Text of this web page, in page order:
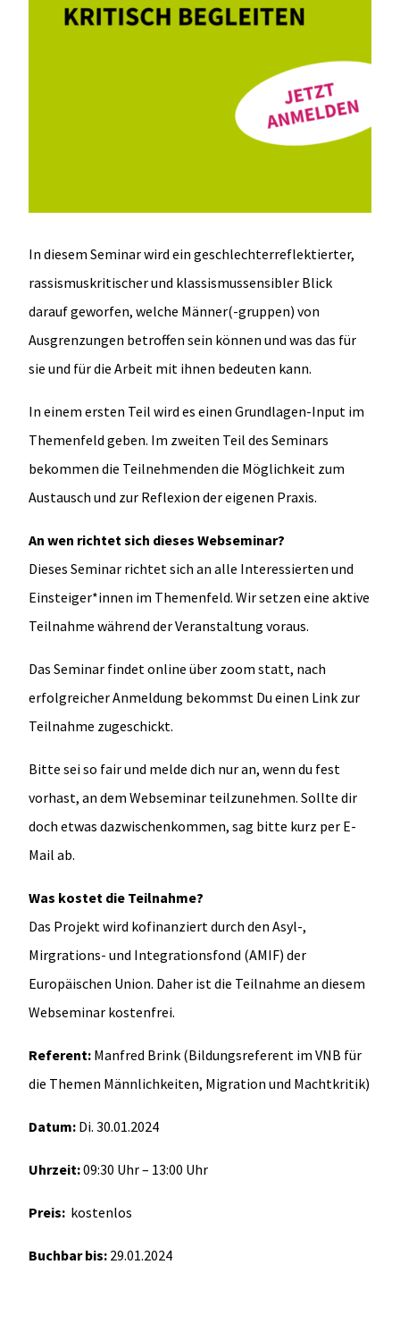
In diesem Seminar wird ein geschlechterreflektierter,
rassismuskritischer und klassismussensibler Blick
darauf geworfen, welche Männer(-gruppen) von
Ausgrenzungen betroffen sein können und was das für
sie und für die Arbeit mit ihnen bedeuten kann.
In einem ersten Teil wird es einen Grundlagen-Input im
Themenfeld geben. Im zweiten Teil des Seminars
bekommen die Teilnehmenden die Möglichkeit zum
Austausch und zur Reflexion der eigenen Praxis.
An wen richtet sich dieses Webseminar?
Dieses Seminar richtet sich an alle Interessierten und
Einsteiger*innen im Themenfeld. Wir setzen eine aktive
Teilnahme während der Veranstaltung voraus.
Das Seminar findet online über zoom statt, nach
erfolgreicher Anmeldung bekommst Du einen Link zur
Teilnahme zugeschickt.
Bitte sei so fair und melde dich nur an, wenn du fest
vorhast, an dem Webseminar teilzunehmen. Sollte dir
doch etwas dazwischenkommen, sag bitte kurz per E-
Mail ab.
Was kostet die Teilnahme?
Das Projekt wird kofinanziert durch den Asyl-,
Mirgrations- und Integrationsfond (AMIF) der
Europäischen Union. Daher ist die Teilnahme an diesem
Webseminar kostenfrei.
Referent: Manfred Brink (Bildungsreferent im VNB für
die Themen Männlichkeiten, Migration und Machtkritik)
Datum: Di. 30.01.2024
Uhrzeit:09:30 Uhr – 13:00 Uhr
Preis: kostenlos
Buchbar bis: 29.01.2024